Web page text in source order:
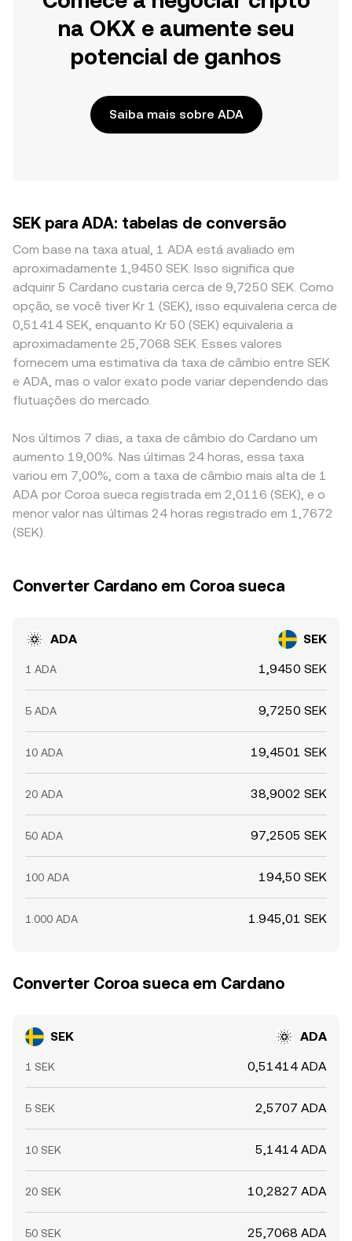
na OKX e aumente seu
potencial de ganhos
Saiba mais sobre ADA
SEK para ADA: tabelas de conversão
Com base na taxa atual, 1 ADA está avaliado em
aproximadamente 1,9450 SEK. Isso significa que
adquirir 5 Cardano custaria cerca de 9,7250 SEK. Como
opção, se você tiver Kr 1 (SEK), isso equivaleria cerca de
0,51414 SEK, enquanto Kr 50 (SEK) equivaleria a
aproximadamente 25,7068 SEK. Esses valores
fornecem uma estimativa da taxa de câmbio entre SEK
e ADA, mas o valor exato pode variar dependendo das
flutuações do mercado.
Nos últimos 7 dias, a taxa de câmbio do Cardano um
aumento 19,00%. Nas últimas 24 horas, essa taxa
variou em 7,00%, com a taxa de câmbio mais alta de 1
ADA por Coroa sueca registrada em 2,0116 (SEK), e o
menor valor nas últimas 24 horas registrado em 1,7672
(SEK).
Converter Cardano em Coroa sueca
ADA SEK
1 ADA 1,9450 SEK
5 ADA 9,7250 SEK
10 ADA 19,4501 SEK
20 ADA 38,9002 SEK
50 ADA 97,2505 SEK
100 ADA 194,50 SEK
1.000 ADA 1.945,01 SEK
Converter Coroa sueca em Cardano
SEK ADA
1 SEK 0,51414 ADA
5 SEK 2,5707 ADA
10 SEK 5,1414 ADA
20 SEK 10,2827 ADA
50 SEK 25,7068 ADA